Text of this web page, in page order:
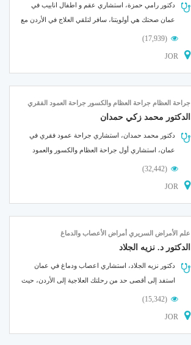
دكتور رامي حمزة، استشاري عقم و اطفال انابيب في
عمان صحتك هي أولويتنا، سافر لتلقي العلاج في الأردن مع
ميدكس، الأطباء....
(17,939)
JOR
جراحة العظام جراحة العظام والكسور جراحة العمود الفقري
الدكتور محمد زكي حمدان
دكتور محمد حمدان، استشاري جراحة عمود فقري في
عمان، استشاري أول جراحة العظام والكسور والعمود
الفقري في المانيا و رئيس....
(32,442)
JOR
علم الأمراض السريري أمراض الأعصاب والدماغ
الدكتور د. نزيه الجلاد
دكتور نزيه الجلاد، استشاري اعصاب ودماغ في عمان
استفد إلى أقصى حد من رحلتك العلاجية إلى الأردن، حيث
يوجد أفضل أطباء....
(15,342)
JOR